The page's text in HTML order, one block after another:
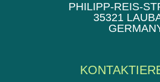
PHILIPP-REIS-
35321